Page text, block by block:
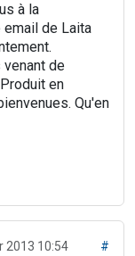
à la
de Laita
venant de
en
Qu'en
2013 10:54 #